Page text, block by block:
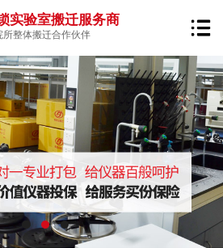
实验室搬迁服务商
所整体搬迁合作伙伴